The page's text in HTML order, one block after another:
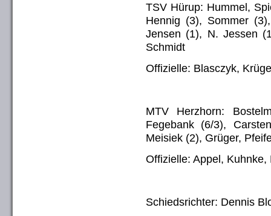
TSV Hürup: Hummel,
Hennig (3), Sommer
Jensen (1), N. Jessen
Schmidt
Offizielle: Blasczyk,
MTV Herzhorn:
Fegebank (6/3),
Meisiek (2), Grüger,
Offizielle: Appel, Kuhnke,
Schiedsrichter: Dennis